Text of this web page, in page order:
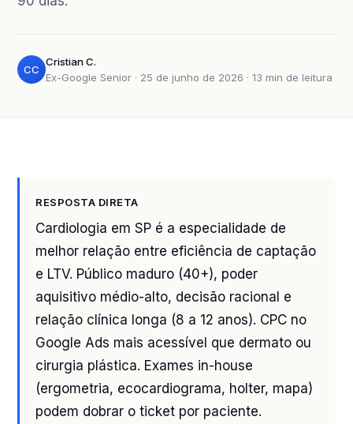
CC
Cristian C.
Ex-Google Senior · 25 de junho de 2026 · 13 min de leitura
RESPOSTA DIRETA
Cardiologia em SP é a especialidade de
melhor relação entre eficiência de captação
e LTV. Público maduro (40+), poder
aquisitivo médio-alto, decisão racional e
relação clínica longa (8 a 12 anos). CPC no
Google Ads mais acessível que dermato ou
cirurgia plástica. Exames in-house
(ergometria, ecocardiograma, holter, mapa)
podem dobrar o ticket por paciente.